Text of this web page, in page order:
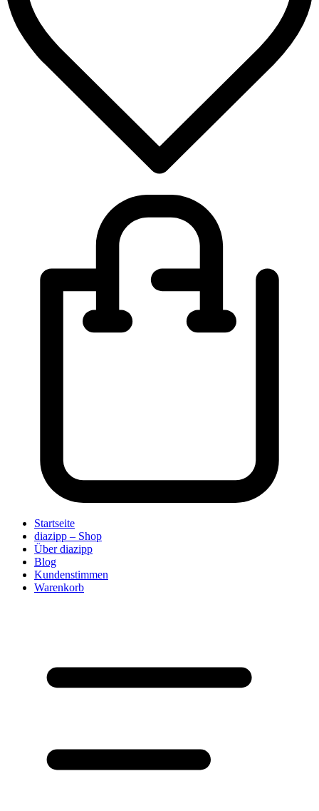
Startseite
diazipp – Shop
Über diazipp
Blog
Kundenstimmen
Warenkorb